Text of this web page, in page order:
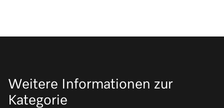
Weitere Informationen zur
Kategorie